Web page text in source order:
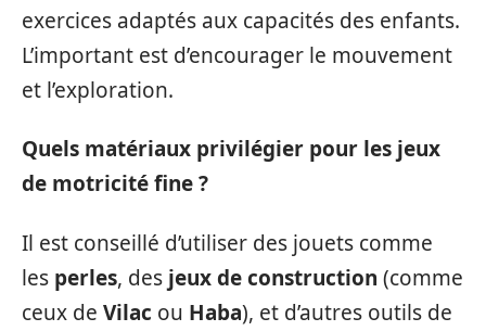
exercices adaptés aux capacités des enfants.
L’important est d’encourager le mouvement
et l’exploration.
Quels matériaux privilégier pour les jeux
de motricité fine ?
Il est conseillé d’utiliser des jouets comme
les perles, des jeux de construction (comme
ceux de Vilac ou Haba), et d’autres outils de